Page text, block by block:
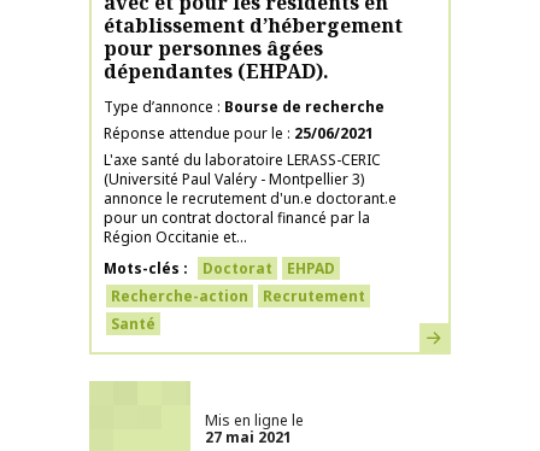
établissement d’hébergement
pour personnes âgées
dépendantes (EHPAD).
Type d’annonce
Bourse de recherche
Réponse attendue pour le
25/06/2021
L'axe santé du laboratoire LERASS-CERIC
(Université Paul Valéry - Montpellier 3)
annonce le recrutement d'un.e doctorant.e
pour un contrat doctoral financé par la
Région Occitanie et...
Mots-clés
Doctorat
EHPAD
Recherche-action
Recrutement
Santé
En savoir plus
Mis en ligne le
27 mai 2021